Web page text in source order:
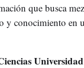
que busca
y conocimiento en